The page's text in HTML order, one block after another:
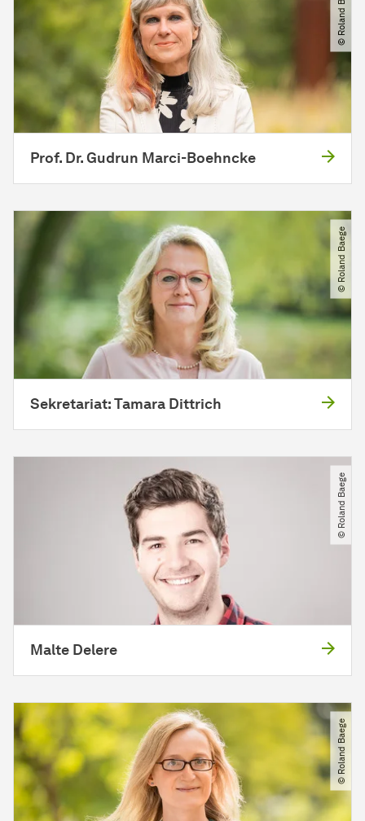
Prof. Dr. Gudrun Marci-Boehncke
© Roland Baege
Sekretariat: Tamara Dittrich
© Roland Baege
Malte Delere
© Roland Baege